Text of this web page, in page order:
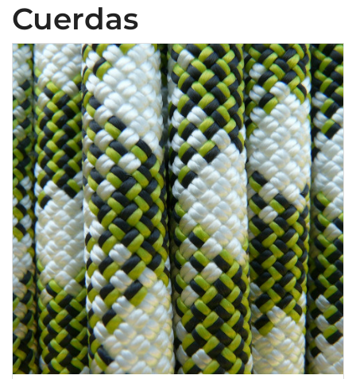
Cuerdas